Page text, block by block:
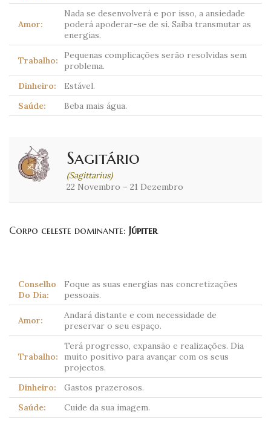
Amor:
Nada se desenvolverá e por isso, a ansiedade
poderá apoderar-se de si. Saiba transmutar as
energias.
Trabalho:
Pequenas complicações serão resolvidas sem
problema.
Dinheiro:
Estável.
Saúde:
Beba mais água.
Sagitário
(Sagittarius)
22 Novembro – 21 Dezembro
Corpo celeste dominante: Júpiter
Conselho
Do Dia:
Foque as suas energias nas concretizações
pessoais.
Amor:
Andará distante e com necessidade de
preservar o seu espaço.
Trabalho:
Terá progresso, expansão e realizações. Dia
muito positivo para avançar com os seus
projectos.
Dinheiro:
Gastos prazerosos.
Saúde:
Cuide da sua imagem.